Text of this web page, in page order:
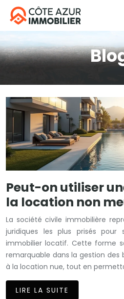
Peut-on utiliser
la location non
La société civile immobilière
juridiques les plus prisés pour
immobilier locatif. Cette forme
remarquable dans la gestion des
à la location nue, tout en
LIRE LA SUITE